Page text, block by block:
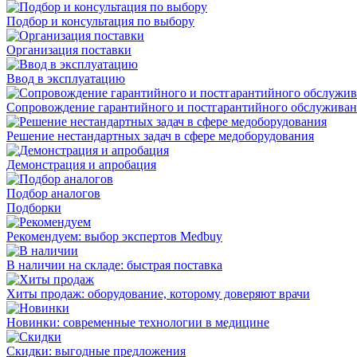
Подбор и консультация по выбору
Организация поставки
Ввод в эксплуатацию
Сопровождение гарантийного и постгарантийного
Решение нестандартных задач в сфере медоборудования
Демонстрация и апробация
Подбор аналогов
Подборки
Рекомендуем: выбор экспертов Medbuy
В наличии на складе: быстрая поставка
Хиты продаж: оборудование, которому доверяют врачи
Новинки: современные технологии в медицине
Скидки: выгодные предложения